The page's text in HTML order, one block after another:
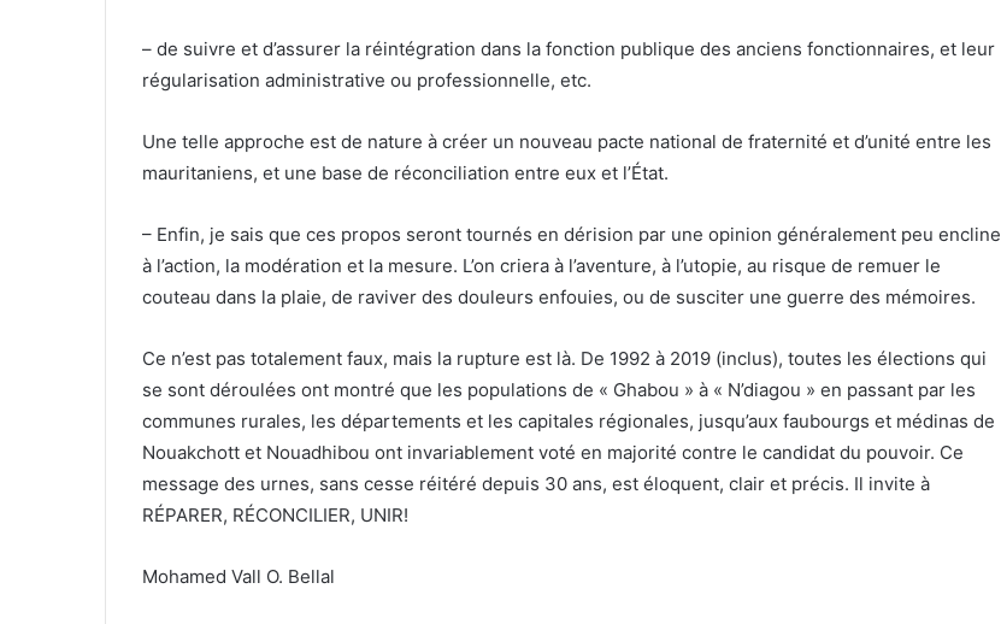
– de suivre et d’assurer la réintégration dans la fonction publique des anciens fonctionnaires, et leur
régularisation administrative ou professionnelle, etc.
Une telle approche est de nature à créer un nouveau pacte national de fraternité et d’unité entre les
mauritaniens, et une base de réconciliation entre eux et l’État.
– Enfin, je sais que ces propos seront tournés en dérision par une opinion généralement peu encline
à l’action, la modération et la mesure. L’on criera à l’aventure, à l’utopie, au risque de remuer le
couteau dans la plaie, de raviver des douleurs enfouies, ou de susciter une guerre des mémoires.
Ce n’est pas totalement faux, mais la rupture est là. De 1992 à 2019 (inclus), toutes les élections qui
se sont déroulées ont montré que les populations de « Ghabou » à « N’diagou » en passant par les
communes rurales, les départements et les capitales régionales, jusqu’aux faubourgs et médinas de
Nouakchott et Nouadhibou ont invariablement voté en majorité contre le candidat du pouvoir. Ce
message des urnes, sans cesse réitéré depuis 30 ans, est éloquent, clair et précis. Il invite à
RÉPARER, RÉCONCILIER, UNIR!
Mohamed Vall O. Bellal